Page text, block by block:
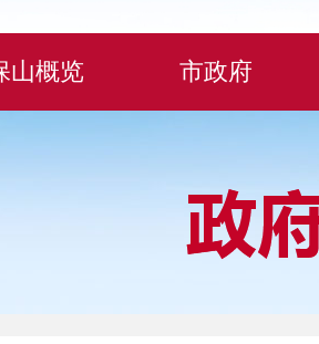
山概览 市政府